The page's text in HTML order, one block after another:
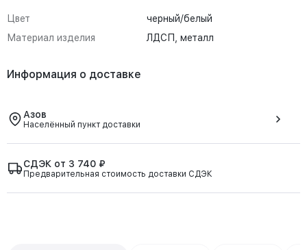
Цвет
черный/белый
Материал изделия
ЛДСП, металл
Информация о доставке
Азов
Населённый пункт доставки
СДЭК от 3 740 ₽
Предварительная стоимость доставки СДЭК